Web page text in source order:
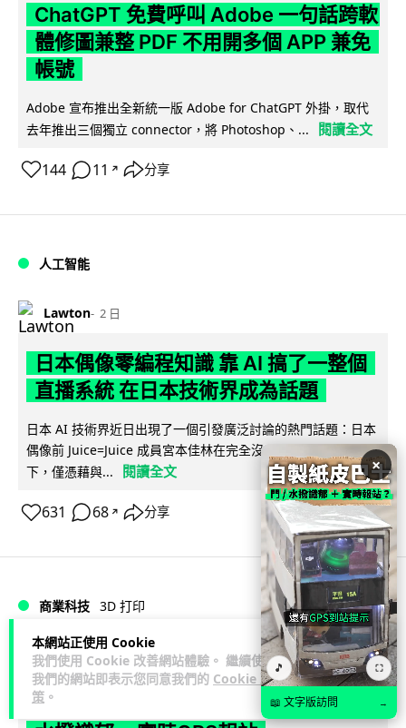
本網站正使用 Cookie
我們使用 Cookie 改善網站體驗。 繼續使用
我們的網站即表示您同意我們的 Cookie 政
策 。
ChatGPT 免費呼叫 Adobe 一句話跨軟
體修圖兼整 PDF 不用開多個 APP 兼免
帳號
Adobe 宣布推出全新統一版 Adobe for ChatGPT 外掛，取代
去年推出三個獨立 connector，將 Photoshop、...
閱讀全文
144 11 ↗ 分享
人工智能
Lawton 2 日
日本偶像零編程知識 靠 AI 搞了一整個
直播系統 在日本技術界成為話題
日本 AI 技術界近日出現了一個引發廣泛討論的熱門話題：日本
偶像前 Juice=Juice 成員宮本佳林在完全沒有編程經驗的情況
下，僅憑藉與...
閱讀全文
631 68 ↗ 分享
商業科技 3D 打印
Vin 2 日
中三巴士鐵路迷 自製紙皮遙控巴士 門,
×
🎵 ⛶
📖 文字版訪問 →